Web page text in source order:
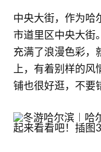
中央大街，作为哈
市道里区中央大街
充满了浪漫色彩，
上，有着别样的风
铺也很好逛，不要